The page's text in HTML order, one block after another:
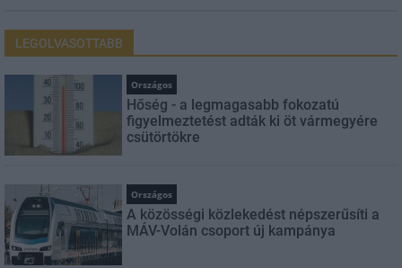
LEGOLVASOTTABB
Országos
Hőség - a legmagasabb fokozatú
figyelmeztetést adták ki öt vármegyére
csütörtökre
Országos
A közösségi közlekedést népszerűsíti a
MÁV-Volán csoport új kampánya